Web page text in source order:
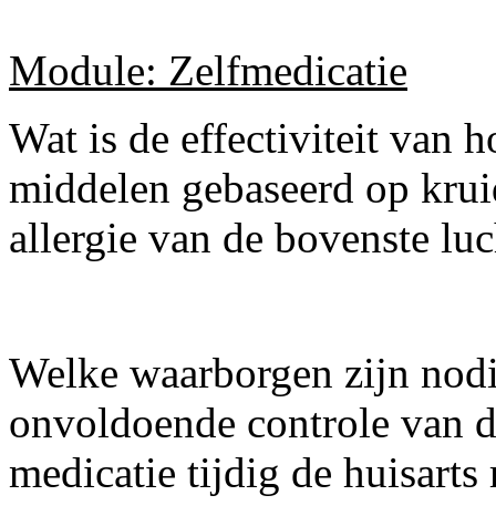
Module: Zelfmedicatie
Wat is de effectiviteit van
middelen gebaseerd op
allergie van de bovenste
Welke waarborgen zijn
onvoldoende controle van
medicatie tijdig de huisarts